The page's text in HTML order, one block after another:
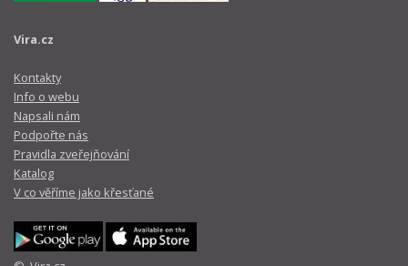
Vira.cz
Kontakty
Info o webu
Napsali nám
Podpořte nás
Pravidla zveřejňování
Katalog
V co věříme jako křesťané